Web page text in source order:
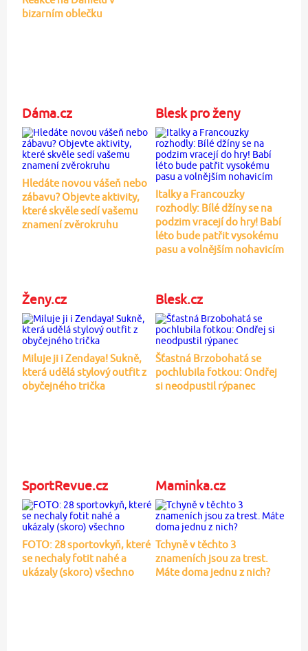
bizarním oblečku
Dáma.cz
Hledáte novou vášeň nebo
zábavu? Objevte aktivity,
které skvěle sedí vašemu
znamení zvěrokruhu
Blesk pro ženy
Italky a Francouzky
rozhodly: Bílé džíny se na
podzim vracejí do hry! Babí
léto bude patřit vysokému
pasu a volnějším nohavicím
Ženy.cz
Miluje ji i Zendaya! Sukně,
která udělá stylový outfit z
obyčejného trička
Blesk.cz
Šťastná Brzobohatá se
pochlubila fotkou: Ondřej
si neodpustil rýpanec
SportRevue.cz
FOTO: 28 sportovkyň, které
se nechaly fotit nahé a
ukázaly (skoro) všechno
Maminka.cz
Tchyně v těchto 3
znameních jsou za trest.
Máte doma jednu z nich?